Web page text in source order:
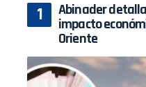
Abinader
impacto
Oriente